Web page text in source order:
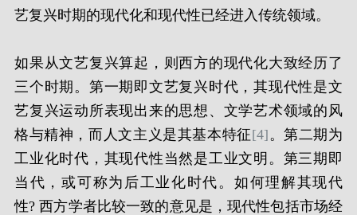
艺复兴时期的现代化和现代性已经进入传统领域。
如果从文艺复兴算起，则西方的现代化大致经历了
三个时期。第一期即文艺复兴时代，其现代性是文
艺复兴运动所表现出来的思想、文学艺术领域的风
格与精神，而人文主义是其基本特征[4]。第二期为
工业化时代，其现代性当然是工业文明。第三期即
当代，或可称为后工业化时代。如何理解其现代
性? 西方学者比较一致的意见是，现代性包括市场经